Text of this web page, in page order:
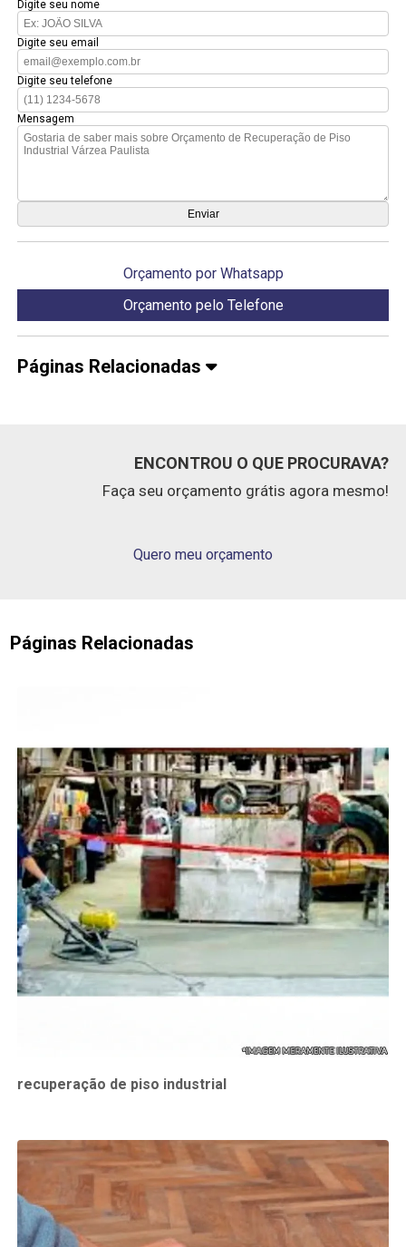
Digite seu nome
Digite seu email
Digite seu telefone
Mensagem
Orçamento por Whatsapp
Orçamento pelo Telefone
Páginas Relacionadas
ENCONTROU O QUE PROCURAVA?
Faça seu orçamento grátis agora mesmo!
Quero meu orçamento
Páginas Relacionadas
recuperação de piso industrial